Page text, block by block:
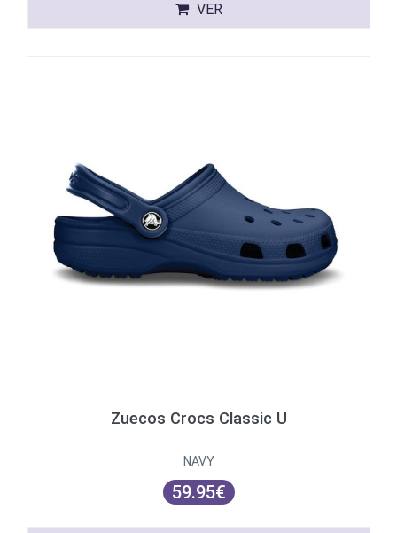
VER
Zuecos Crocs Classic U
NAVY
59.95€